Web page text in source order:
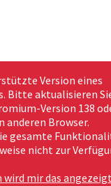
Version eines
Bitte aktualisieren
Version 138
anderen Browser.
gesamte
nicht zur
wird mir das